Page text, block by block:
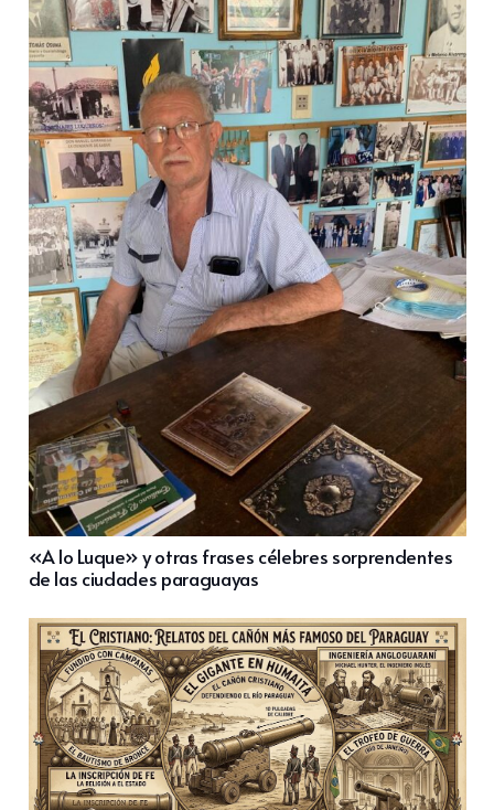
«A lo Luque» y otras frases célebres sorprendentes
de las ciudades paraguayas